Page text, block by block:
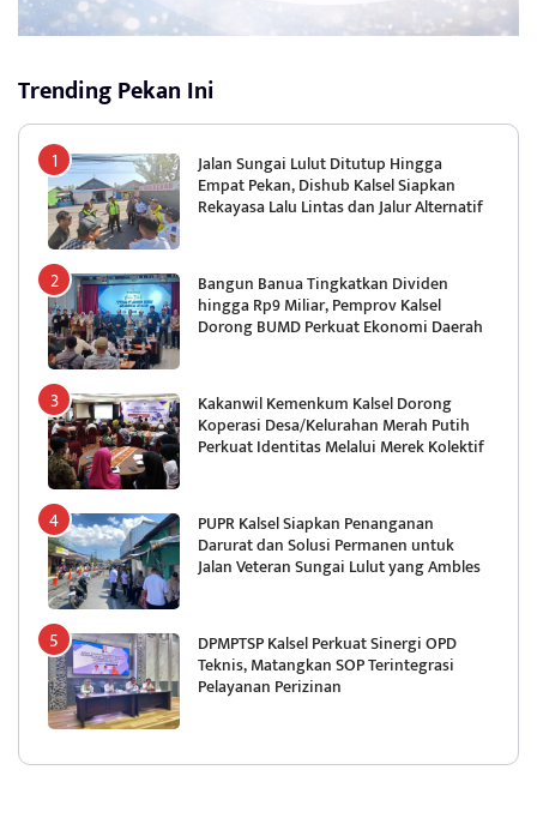
Trending Pekan Ini
Jalan Sungai Lulut Ditutup Hingga
Empat Pekan, Dishub Kalsel Siapkan
Rekayasa Lalu Lintas dan Jalur Alternatif
Bangun Banua Tingkatkan Dividen
hingga Rp9 Miliar, Pemprov Kalsel
Dorong BUMD Perkuat Ekonomi Daerah
Kakanwil Kemenkum Kalsel Dorong
Koperasi Desa/Kelurahan Merah Putih
Perkuat Identitas Melalui Merek Kolektif
PUPR Kalsel Siapkan Penanganan
Darurat dan Solusi Permanen untuk
Jalan Veteran Sungai Lulut yang Ambles
DPMPTSP Kalsel Perkuat Sinergi OPD
Teknis, Matangkan SOP Terintegrasi
Pelayanan Perizinan